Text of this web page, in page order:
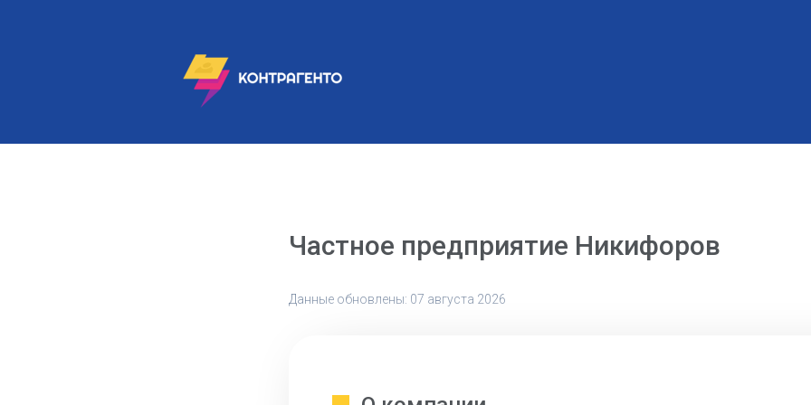
Частное предприятие Никифоров
Данные обновлены: 07 августа 2026